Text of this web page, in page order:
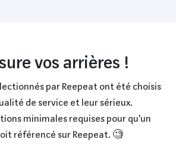
vos arrières !
par Reepeat ont été choisis
de service et leur sérieux.
minimales requises pour qu'un
référencé sur Reepeat. 🧐